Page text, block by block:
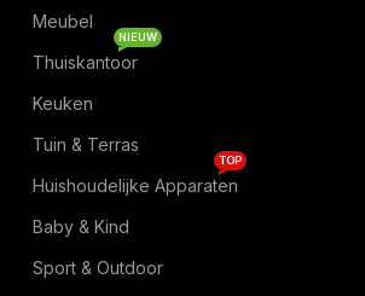
Meubel
Thuiskantoor
NIEUW
Keuken
Tuin & Terras
Huishoudelijke Apparaten
TOP
Baby & Kind
Sport & Outdoor